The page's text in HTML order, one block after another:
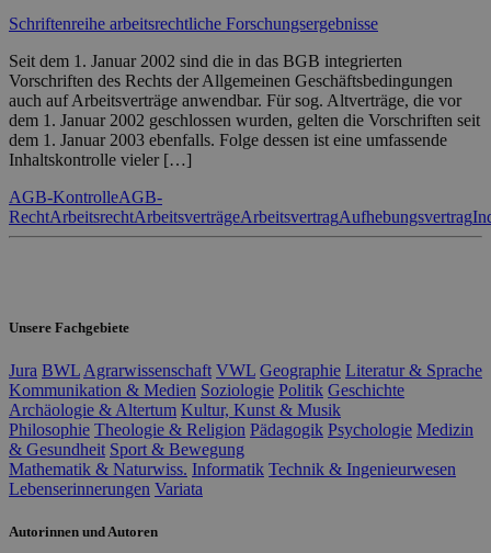
Schriftenreihe arbeitsrechtliche Forschungsergebnisse
Seit dem 1. Januar 2002 sind die in das BGB integrierten
Vorschriften des Rechts der Allgemeinen Geschäftsbedingungen
auch auf Arbeitsverträge anwendbar. Für sog. Altverträge, die vor
dem 1. Januar 2002 geschlossen wurden, gelten die Vorschriften seit
dem 1. Januar 2003 ebenfalls. Folge dessen ist eine umfassende
Inhaltskontrolle vieler […]
AGB-KontrolleAGB-
RechtArbeitsrechtArbeitsverträgeArbeitsvertragAufhebungsvertrag
Unsere Fachgebiete
Jura BWL Agrarwissenschaft VWL Geographie Literatur & Sprache
Kommunikation & Medien Soziologie Politik Geschichte
Archäologie & Altertum Kultur, Kunst & Musik
Philosophie Theologie & Religion Pädagogik Psychologie Medizin
& Gesundheit Sport & Bewegung
Mathematik & Naturwiss. Informatik Technik & Ingenieurwesen
Lebenserinnerungen Variata
Autorinnen und Autoren